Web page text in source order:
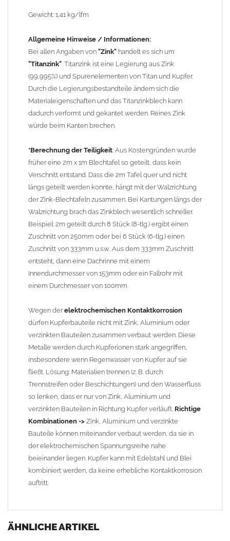
Kupferbauteile nicht mit Zink, Aluminium oder verzinkten
Bauteilen zusammen verbaut werden. Diese Metalle werden
durch Kupferionen stark angegriffen, insbesondere wenn
Regenwasser von Kupfer auf sie fließt. Lösung: Materialien
trennen (z. B. durch Trennstreifen oder Beschichtungen) und den
Wasserfluss so lenken, dass er nur von Zink, Aluminium und
verzinkten Bauteilen in Richtung Kupfer verläuft.Richtige
Kombinationen -> Zink, Aluminium und verzinkte Bauteile
elektrochemischen Spannungsreihe nahe beieinander liegen.
Kupfer kann mit Edelstahl und Blei kombiniert werden, da keine
erhebliche Kontaktkorrosion auftritt.
Gewicht: 1,41 kg/lfm
Allgemeine Hinweise / Informationen:
Bei allen Angaben von "Zink" handelt es sich um
"Titanzink". Titanzink ist eine Legierung aus Zink
(99,995%) und Spurenelementen von Titan und Kupfer.
Durch die Legierungsbestandteile ändern sich die
Materialeigenschaften und das Titanzinkblech kann
dadurch verformt und gekantet werden. Reines Zink
würde beim Kanten brechen.
*Berechnung der Teiligkeit: Aus Kostengründen wurde
früher eine 2m x 1m Blechtafel so geteilt, dass kein
Verschnitt entstand. Dass die 2m Tafel quer und nicht
längs geteilt werden konnte, hängt mit der Walzrichtung
der Zink-Blechtafeln zusammen. Bei Kantungen längs der
Walzrichtung brach das Zinkblech wesentlich schneller.
Beispiel: 2m geteilt durch 8 Stück (8-tlg.) ergibt einen
Zuschnitt von 250mm oder bei 6 Stück (6-tlg.) einen
Zuschnitt von 333mm u.s.w.. Aus dem 333mm Zuschnitt
entsteht, dann eine Dachrinne mit einem
Innendurchmesser von 153mm oder ein Fallrohr mit
einem Durchmesser von 100mm.
Wegen derelektrochemischen Kontaktkorrosion
dürfen Kupferbauteile nicht mit Zink, Aluminium oder
verzinkten Bauteilen zusammen verbaut werden. Diese
Metalle werden durch Kupferionen stark angegriffen,
insbesondere wenn Regenwasser von Kupfer auf sie
fließt. Lösung: Materialien trennen (z. B. durch
Trennstreifen oder Beschichtungen) und den Wasserfluss
so lenken, dass er nur von Zink, Aluminium und
verzinkten Bauteilen in Richtung Kupfer verläuft. Richtige
Kombinationen -> Zink, Aluminium und verzinkte
Bauteile können miteinander verbaut werden, da sie in
der elektrochemischen Spannungsreihe nahe
beieinander liegen. Kupfer kann mit Edelstahl und Blei
kombiniert werden, da keine erhebliche Kontaktkorrosion
auftritt.
ÄHNLICHE ARTIKEL